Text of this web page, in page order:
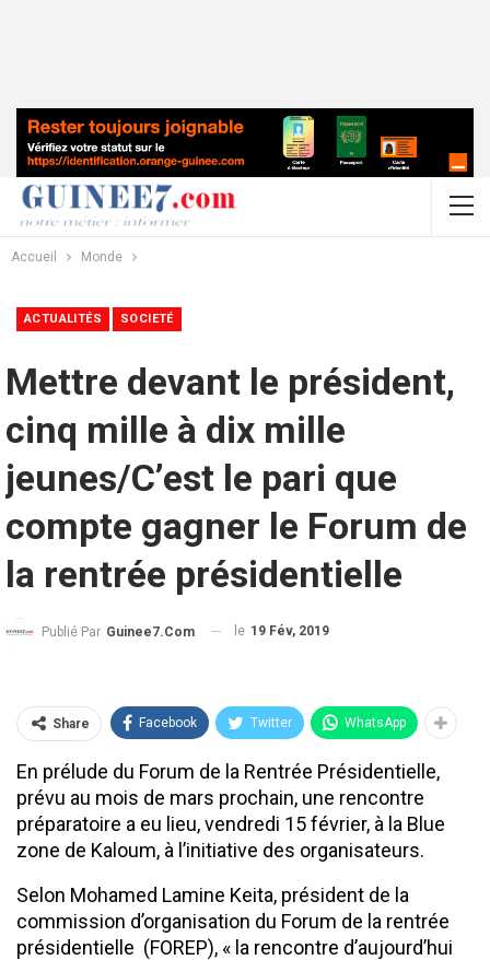
Accueil Monde
ACTUALITÉS SOCIETÉ
Mettre devant le président,
cinq mille à dix mille
jeunes/C’est le pari que
compte gagner le Forum de
la rentrée présidentielle
Publié Par Guinee7.com le 19 Fév, 2019
Share Facebook Twitter WhatsApp
En prélude du Forum de la Rentrée Présidentielle,
prévu au mois de mars prochain, une rencontre
préparatoire a eu lieu, vendredi 15 février, à la Blue
zone de Kaloum, à l’initiative des organisateurs.
Selon Mohamed Lamine Keita, président de la
commission d’organisation du Forum de la rentrée
présidentielle (FOREP), « la rencontre d’aujourd’hui